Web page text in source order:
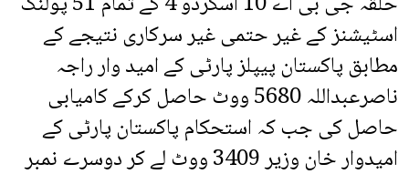
اسٹیشنز کے غیر حتمی غیر سرکاری نتیجے کے
مطابق پاکستان پیپلز پارٹی کے امید وار راجہ
ناصرعبداللہ 5680 ووٹ حاصل کرکے کامیابی
حاصل کی جب کہ استحکام پاکستان پارٹی کے
امیدوار خان وزیر 3409 ووٹ لے کر دوسرے نمبر